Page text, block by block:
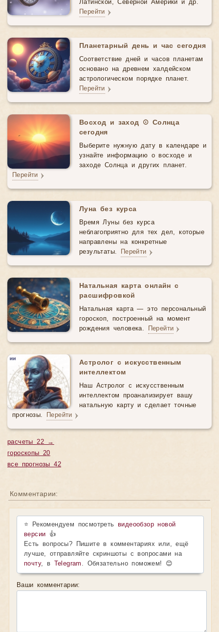
Латинской, Северной Америки и др.
Перейти
Планетарный день и час сегодня
Соответствие дней и часов планетам
основано на древнем халдейском
астрологическом порядке планет.
Перейти
Восход и заход ☉ Солнца
сегодня
Выберите нужную дату в календаре и
узнайте информацию о восходе и
заходе Солнца и других планет.
Перейти
Луна без курса
Время Луны без курса
неблагоприятно для тех дел, которые
направлены на конкретные
результаты. Перейти
Натальная карта онлайн с
расшифровкой
Натальная карта — это персональный
гороскоп, построенный на момент
рождения человека. Перейти
Астролог с искусственным
интеллектом
Наш Астролог с искусственным
интеллектом проанализирует вашу
натальную карту и сделает точные
прогнозы. Перейти
расчеты 22 →
гороскопы 20
все прогнозы 42
Комментарии:
⭐ Рекомендуем посмотретьвидеообзор новой
версии 👍
Есть вопросы? Пишите в комментариях или, ещё
лучше, отправляйте скриншоты с вопросами на
почту, в Telegram . Обязательно поможем! 😊
Ваши комментарии: